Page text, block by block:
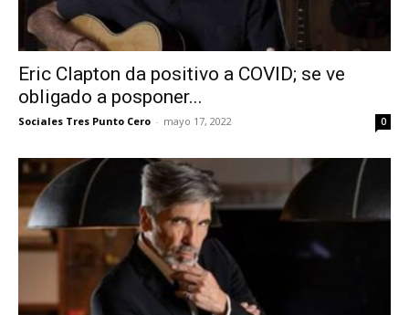
Eric Clapton da positivo a COVID; se ve
obligado a posponer...
Sociales Tres Punto Cero - mayo 17, 2022 0